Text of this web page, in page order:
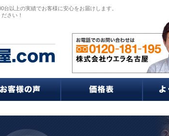
以上の実績でお客様に安心をお届けします。
さい！